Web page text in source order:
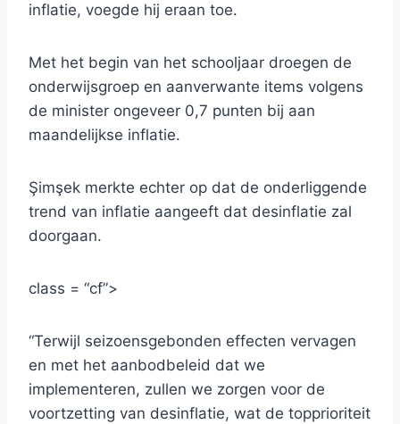
inflatie, voegde hij eraan toe.
Met het begin van het schooljaar droegen de
onderwijsgroep en aanverwante items volgens
de minister ongeveer 0,7 punten bij aan
maandelijkse inflatie.
Şimşek merkte echter op dat de onderliggende
trend van inflatie aangeeft dat desinflatie zal
doorgaan.
class = “cf”>
“Terwijl seizoensgebonden effecten vervagen
en met het aanbodbeleid dat we
implementeren, zullen we zorgen voor de
voortzetting van desinflatie, wat de topprioriteit